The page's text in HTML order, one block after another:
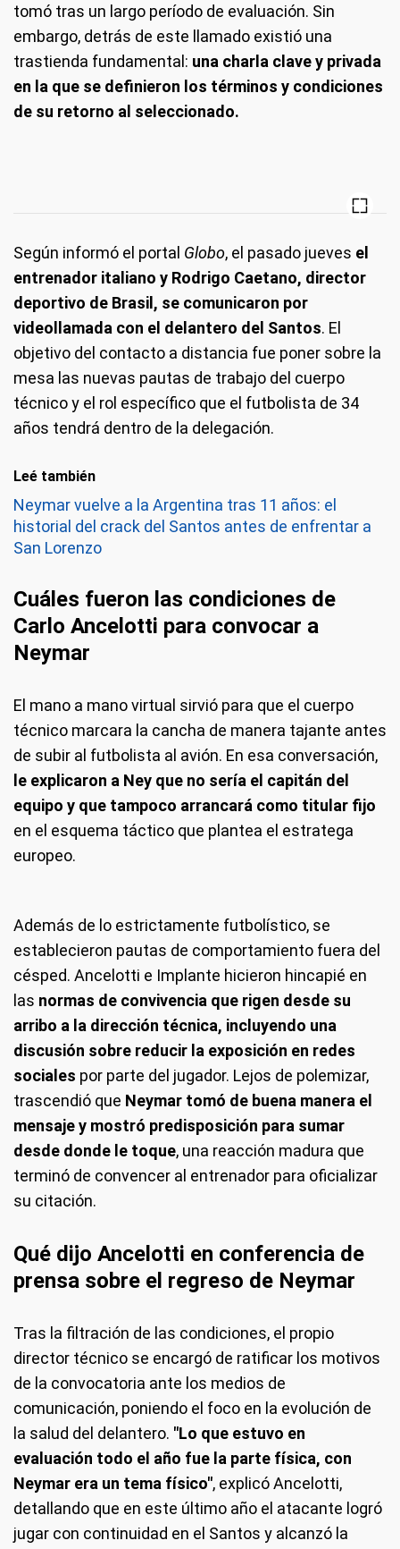
tomó tras un largo período de evaluación. Sin
embargo, detrás de este llamado existió una
trastienda fundamental: una charla clave y privada
en la que se definieron los términos y condiciones
de su retorno al seleccionado.
Según informó el portal Globo, el pasado jueves el
entrenador italiano y Rodrigo Caetano, director
deportivo de Brasil, se comunicaron por
videollamada con el delantero del Santos. El
objetivo del contacto a distancia fue poner sobre la
mesa las nuevas pautas de trabajo del cuerpo
técnico y el rol específico que el futbolista de 34
años tendrá dentro de la delegación.
Leé también
Neymar vuelve a la Argentina tras 11 años: el
historial del crack del Santos antes de enfrentar a
San Lorenzo
Cuáles fueron las condiciones de
Carlo Ancelotti para convocar a
Neymar
El mano a mano virtual sirvió para que el cuerpo
técnico marcara la cancha de manera tajante antes
de subir al futbolista al avión. En esa conversación,
le explicaron a Ney que no sería el capitán del
equipo y que tampoco arrancará como titular fijo
en el esquema táctico que plantea el estratega
europeo.
Además de lo estrictamente futbolístico, se
establecieron pautas de comportamiento fuera del
césped. Ancelotti e Implante hicieron hincapié en
las normas de convivencia que rigen desde su
arribo a la dirección técnica, incluyendo una
discusión sobre reducir la exposición en redes
sociales por parte del jugador. Lejos de polemizar,
trascendió que Neymar tomó de buena manera el
mensaje y mostró predisposición para sumar
desde donde le toque, una reacción madura que
terminó de convencer al entrenador para oficializar
su citación.
Qué dijo Ancelotti en conferencia de
prensa sobre el regreso de Neymar
Tras la filtración de las condiciones, el propio
director técnico se encargó de ratificar los motivos
de la convocatoria ante los medios de
comunicación, poniendo el foco en la evolución de
la salud del delantero. "Lo que estuvo en
evaluación todo el año fue la parte física, con
Neymar era un tema físico", explicó Ancelotti,
detallando que en este último año el atacante logró
jugar con continuidad en el Santos y alcanzó la